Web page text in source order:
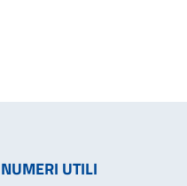
NUMERI UTILI